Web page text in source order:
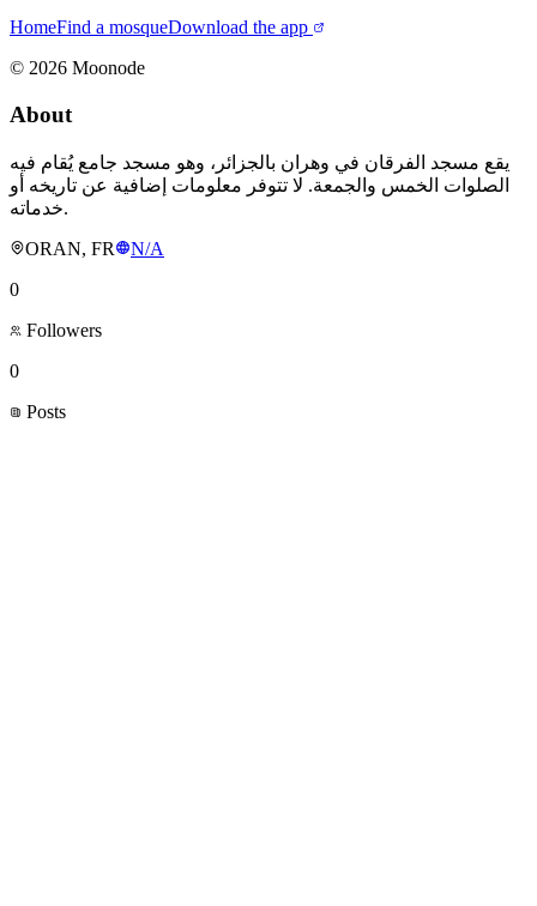
HomeFind a mosqueDownload the app
© 2026 Moonode
About
يقع مسجد الفرقان في وهران بالجزائر، وهو مسجد جامع يُقام فيه
الصلوات الخمس والجمعة. لا تتوفر معلومات إضافية عن تاريخه أو
خدماته.
ORAN, FR
N/A
0
Followers
0
Posts